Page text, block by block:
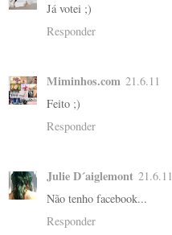
Já votei ;)
Responder
Miminhos.com 21.6.11
Feito ;)
Responder
Julie D´aiglemont 21.6.11
Não tenho facebook...
Responder